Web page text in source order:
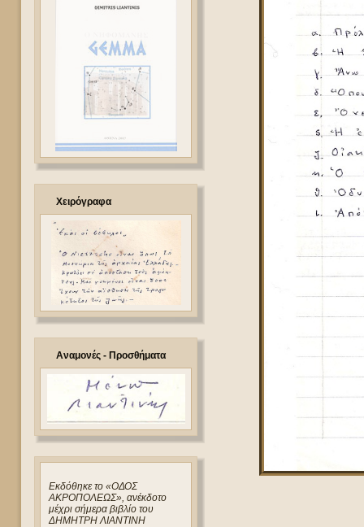
Χειρόγραφα
Αναμονές - Προσθήματα
Eκδόθηκε το «ΟΔΟΣ
ΑΚΡΟΠΟΛΕΩΣ», ανέκδοτο
μέχρι σήμερα βιβλίο του
ΔΗΜΗΤΡΗ ΛΙΑΝΤΙΝΗ